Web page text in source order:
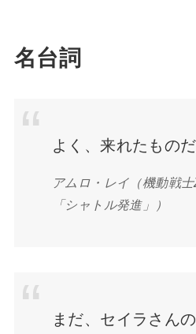
名台詞
よく、来れたもの
アムロ・レイ（機動戦
「シャトル発進」）
まだ、セイラさん